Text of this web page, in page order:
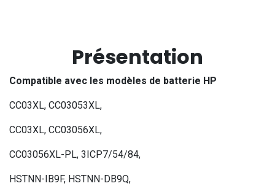
Présentation
Compatible avec les modèles de batterie HP
CC03XL, CC03053XL,
CC03XL, CC03056XL,
CC03056XL-PL, 3ICP7/54/84,
HSTNN-IB9F, HSTNN-DB9Q,